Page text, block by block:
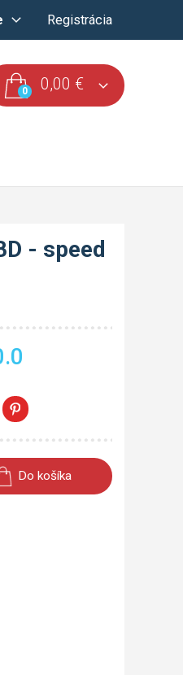
Registrácia
0 0,00 €
- speed
Do košíka